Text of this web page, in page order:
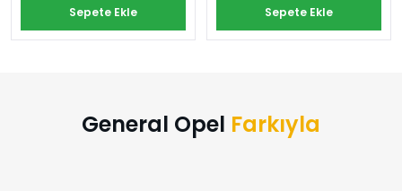
Sepete Ekle Sepete Ekle
General Opel Farkıyla